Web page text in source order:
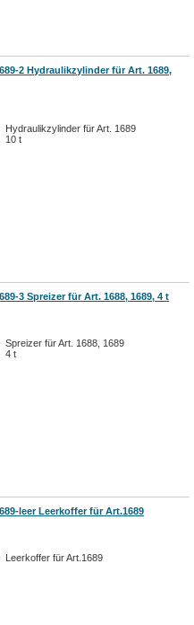
2 Hydraulikzylinder für Art. 1689,
Hydraulikzylinder für Art. 1689
10 t
3 Spreizer für Art. 1688, 1689, 4 t
Spreizer für Art. 1688, 1689
4 t
leer Leerkoffer für Art.1689
Leerkoffer für Art.1689